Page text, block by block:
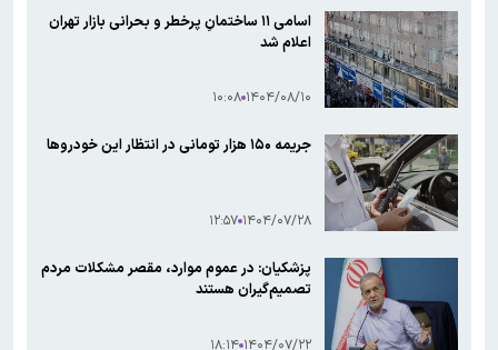
اسامی ۱۱ ساختمانِ پرخطر و بحرانی بازار تهران
اعلام شد
۱۴۰۴/۰۸/۱۰ ۱۰:۰۸
جریمه ۱۵۰ هزار تومانی در انتظار این خودروها
۱۴۰۴/۰۷/۲۸ ۱۲:۵۷
پزشکیان: در عموم موارد، مقصر مشکلات مردم
تصمیم‌گیران هستند
۱۴۰۴/۰۷/۲۲ ۱۸:۱۴